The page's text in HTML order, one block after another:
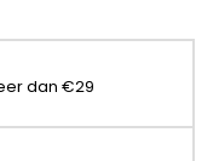
dan €29